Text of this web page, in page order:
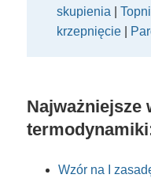
skupienia |
krzepnięcie
Najważniejsze
Wzór na I